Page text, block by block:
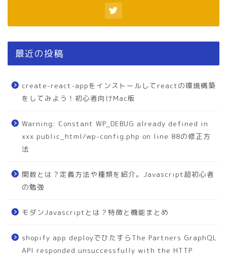
最近の投稿
create-react-appをインストールしてreactの環境構築
をしてみよう！初心者向けMac版
Warning: Constant WP_DEBUG already defined in
xxx public_html/wp-config.php on line 88の修正方
法
関数とは？定義方法や種類を紹介。Javascript超初心者
の勉強
モダンJavascriptとは？特徴と機能まとめ
shopify app deployでひたすらThe Partners GraphQL
API responded unsuccessfully with the HTTP